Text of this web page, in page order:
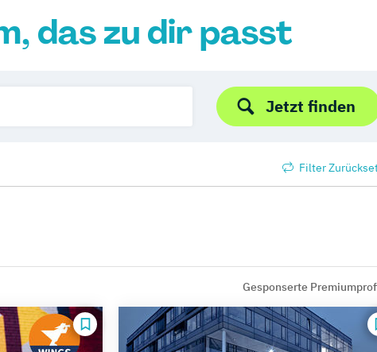
das zu dir passt
Jetzt finden
Filter
Gesponserte